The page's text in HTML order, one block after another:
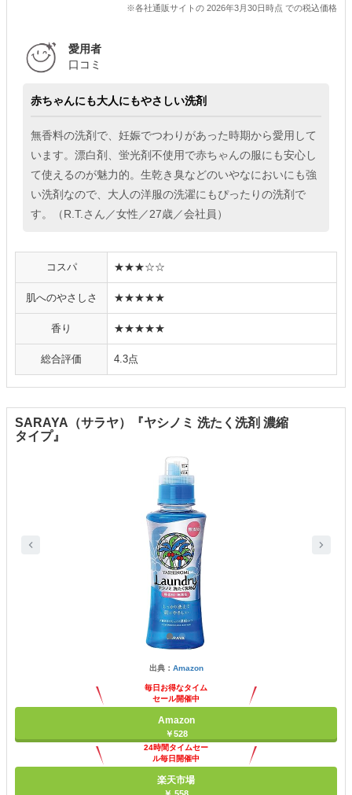
※各社通販サイトの 2026年3月30日時点 での税込価格
愛用者
口コミ
赤ちゃんにも大人にもやさしい洗剤
無香料の洗剤で、妊娠でつわりがあった時期から愛用して
います。漂白剤、蛍光剤不使用で赤ちゃんの服にも安心し
て使えるのが魅力的。生乾き臭などのいやなにおいにも強
い洗剤なので、大人の洋服の洗濯にもぴったりの洗剤で
す。（R.T.さん／女性／27歳／会社員）
コスパ ★★★☆☆
肌へのやさしさ ★★★★★
香り ★★★★★
総合評価 4.3点
SARAYA（サラヤ）『ヤシノミ 洗たく洗剤 濃縮
タイプ』
出典： Amazon
毎日お得なタイム
セール開催中
Amazon
￥528
24時間タイムセー
ル毎日開催中
楽天市場